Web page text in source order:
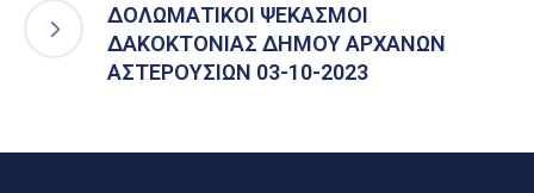
ΔΟΛΩΜΑΤΙΚΟΙ ΨΕΚΑΣΜΟΙ
ΔΑΚΟΚΤΟΝΙΑΣ ΔΗΜΟΥ ΑΡΧΑΝΩΝ
ΑΣΤΕΡΟΥΣΙΩΝ 03-10-2023